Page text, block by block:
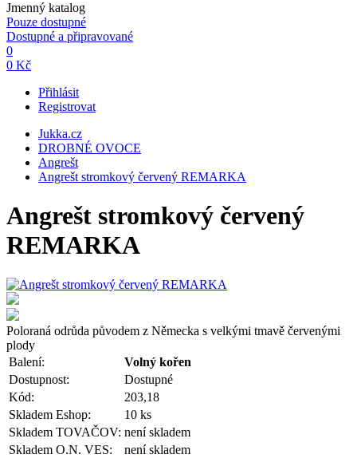
Jmenný katalog
Pouze dostupné
Dostupné a připravované
0
0 Kč
Přihlásit
Registrovat
Jukka.cz
DROBNÉ OVOCE
Angrešt
Angrešt stromkový červený REMARKA
Angrešt stromkový červený
REMARKA
Poloraná odrůda původem z Německa s velkými tmavě červenými
plody
Balení:
Volný kořen
Dostupnost:
Dostupné
Kód:
203,18
Skladem Eshop:
10 ks
Skladem TOVAČOV: není skladem
Skladem O.N. VES:
není skladem